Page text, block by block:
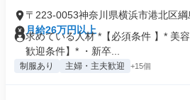
〒223-0053神奈川県横浜市港北区綱
月給26万円以上
求めている人材 *【必須条件 】* 美
歓迎条件】* ・新卒...
制服あり 主婦・主夫歓迎 +15個